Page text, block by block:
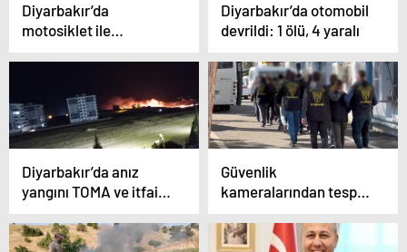
Diyarbakır’da
motosiklet ile
Diyarbakır’da otomobil
devrildi: 1 ölü, 4 yaralı
Diyarbakır’da anız
yangını TOMA ve itfaiye
müdahalesiyle
Güvenlik
kameralarından tespit
ve simitçi kılığına giren